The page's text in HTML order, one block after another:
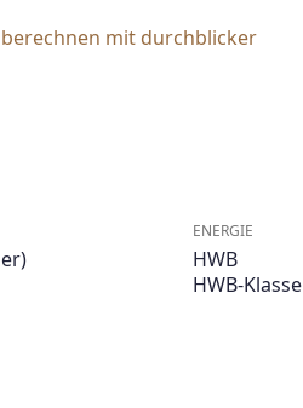
mit durchblicker
ENERGIE
HWB
HWB-Klasse